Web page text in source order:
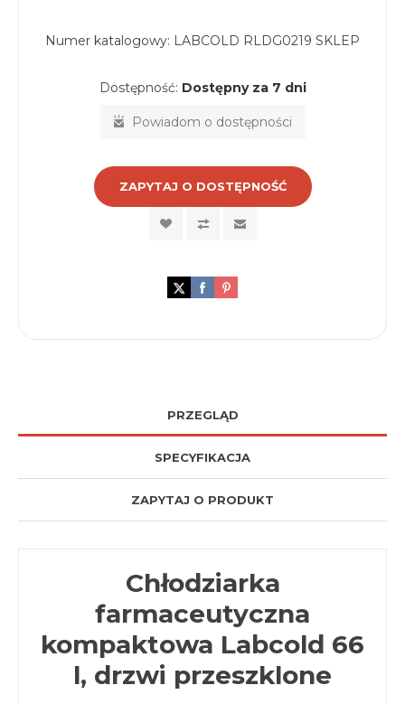
Numer katalogowy: LABCOLD RLDG0219 SKLEP
Dostępność: Dostępny za 7 dni
Powiadom o dostępności
ZAPYTAJ O DOSTĘPNOŚĆ
PRZEGLĄD
SPECYFIKACJA
ZAPYTAJ O PRODUKT
Chłodziarka
farmaceutyczna
kompaktowa Labcold 66
l, drzwi przeszklone